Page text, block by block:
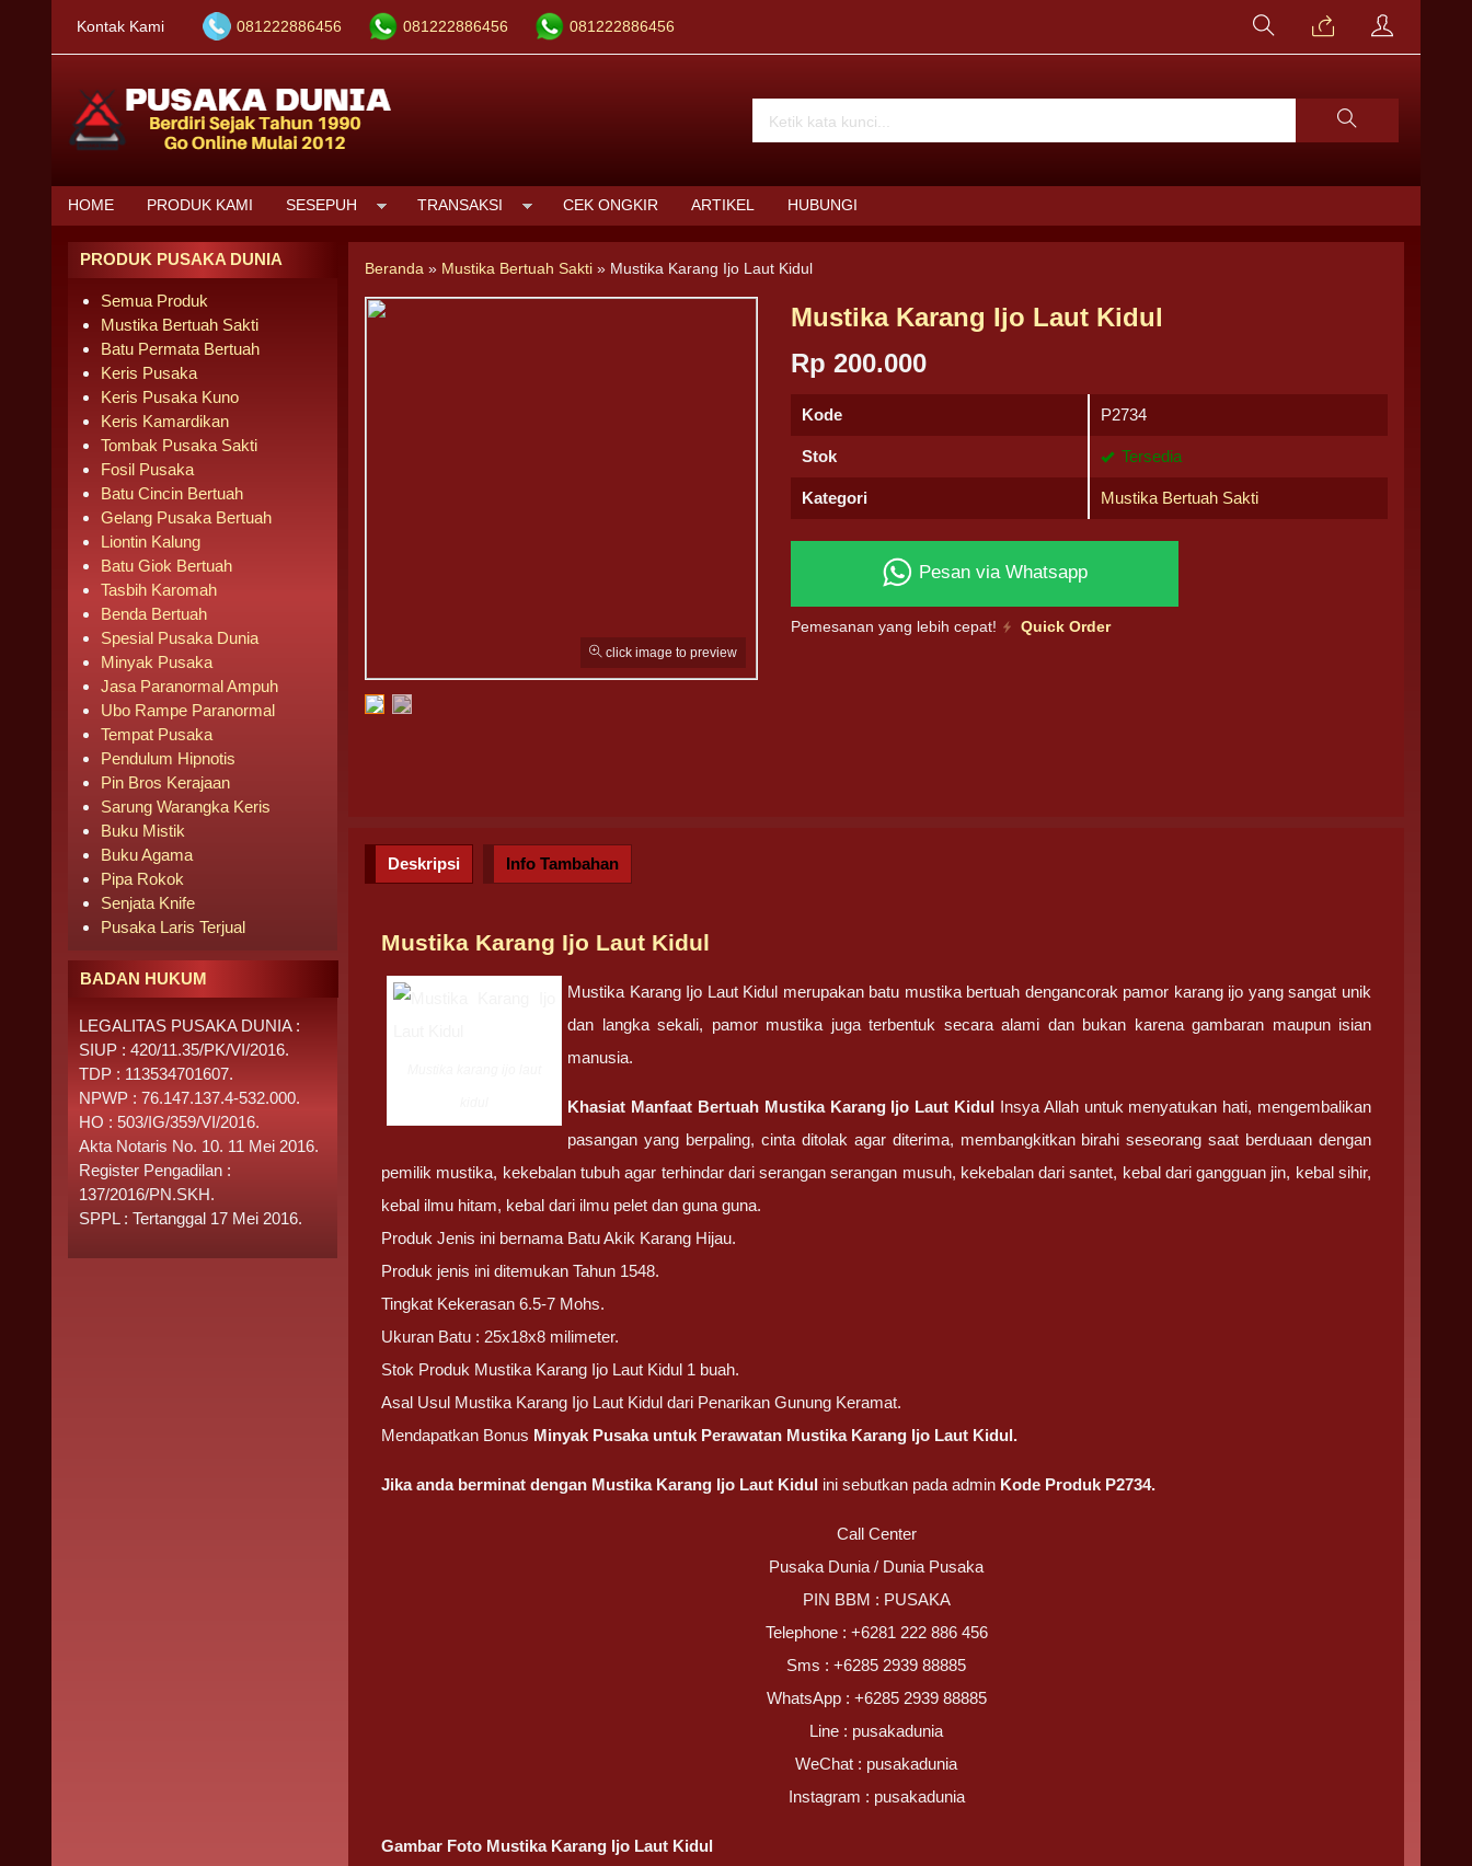
Kontak Kami 081222886456 081222886456 081222886456
HOME PRODUK KAMI SESEPUH TRANSAKSI CEK ONGKIR ARTIKEL HUBUNGI
Beranda » Mustika Bertuah Sakti » Mustika Karang Ijo Laut Kidul
click image to preview
Mustika Karang Ijo Laut Kidul
Rp 200.000
Kode P2734
Stok Tersedia
Kategori Mustika Bertuah Sakti
Pesan via Whatsapp
Pemesanan yang lebih cepat! Quick Order
Deskripsi Info Tambahan
Mustika Karang Ijo Laut Kidul
Mustika Karang Ijo Laut Kidul merupakan batu mustika bertuah dengancorak pamor karang ijo yang sangat unik
dan langka sekali, pamor mustika juga terbentuk secara alami dan bukan karena gambaran maupun isian
manusia.
Khasiat Manfaat Bertuah Mustika Karang Ijo Laut Kidul Insya Allah untuk menyatukan hati, mengembalikan
pasangan yang berpaling, cinta ditolak agar diterima, membangkitkan birahi seseorang saat berduaan dengan
pemilik mustika, kekebalan tubuh agar terhindar dari serangan serangan musuh, kekebalan dari santet, kebal dari gangguan jin, kebal sihir,
kebal ilmu hitam, kebal dari ilmu pelet dan guna guna.
Produk Jenis ini bernama Batu Akik Karang Hijau.
Produk jenis ini ditemukan Tahun 1548.
Tingkat Kekerasan 6.5-7 Mohs.
Ukuran Batu : 25x18x8 milimeter.
Stok Produk Mustika Karang Ijo Laut Kidul 1 buah.
Asal Usul Mustika Karang Ijo Laut Kidul dari Penarikan Gunung Keramat.
Mendapatkan Bonus Minyak Pusaka untuk Perawatan Mustika Karang Ijo Laut Kidul.
Jika anda berminat dengan Mustika Karang Ijo Laut Kidul ini sebutkan pada admin Kode Produk P2734.
Call Center
Pusaka Dunia / Dunia Pusaka
PIN BBM : PUSAKA
Telephone : +6281 222 886 456
Sms : +6285 2939 88885
WhatsApp : +6285 2939 88885
Line : pusakadunia
WeChat : pusakadunia
Instagram : pusakadunia
Gambar Foto Mustika Karang Ijo Laut Kidul
PRODUK PUSAKA DUNIA
Semua Produk
Mustika Bertuah Sakti
Batu Permata Bertuah
Keris Pusaka
Keris Pusaka Kuno
Keris Kamardikan
Tombak Pusaka Sakti
Fosil Pusaka
Batu Cincin Bertuah
Gelang Pusaka Bertuah
Liontin Kalung
Batu Giok Bertuah
Tasbih Karomah
Benda Bertuah
Spesial Pusaka Dunia
Minyak Pusaka
Jasa Paranormal Ampuh
Ubo Rampe Paranormal
Tempat Pusaka
Pendulum Hipnotis
Pin Bros Kerajaan
Sarung Warangka Keris
Buku Mistik
Buku Agama
Pipa Rokok
Senjata Knife
Pusaka Laris Terjual
BADAN HUKUM
LEGALITAS PUSAKA DUNIA :
SIUP : 420/11.35/PK/VI/2016.
TDP : 113534701607.
NPWP : 76.147.137.4-532.000.
HO : 503/IG/359/VI/2016.
Akta Notaris No. 10. 11 Mei 2016.
Register Pengadilan :
137/2016/PN.SKH.
SPPL : Tertanggal 17 Mei 2016.